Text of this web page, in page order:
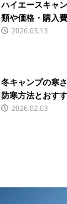
ハイエースキャ
類や価格・購入
2026.03.13
冬キャンプの寒
防寒方法とおす
2026.02.03